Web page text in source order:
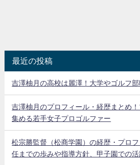
最近の投稿
吉澤柚月の高校は麗澤！大学やゴルフ
吉澤柚月のプロフィール・経歴まとめ
集める若手女子プロゴルファー
松宗勝監督（松商学園）の経歴・プロ
任までの歩みや指導方針、甲子園での活